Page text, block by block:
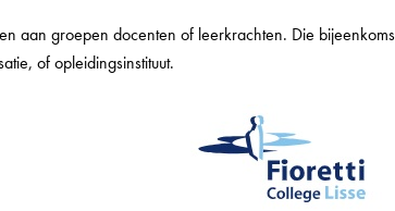
aan groepen docenten of leerkrachten. Die
of opleidingsinstituut.